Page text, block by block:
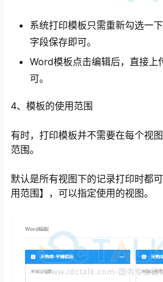
系统打印模板只需重新勾选一
字段保存即可。
Word模板点击编辑后，直接上
可。
4、模板的使用范围
有时，打印模板并不需要在每个视
范围。
默认是所有视图下的记录打印时都
用范围】，可以指定使用的视图。